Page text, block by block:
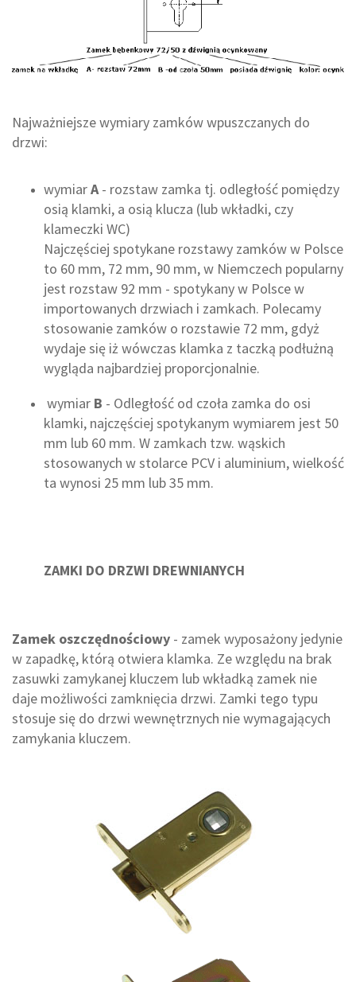
Najważniejsze wymiary zamków wpuszczanych do
drzwi:
wymiarA- rozstaw zamka tj. odległość pomiędzy
osią klamki, a osią klucza (lub wkładki, czy
klameczki WC)
Najczęściej spotykane rozstawy zamków w Polsce
to 60 mm, 72 mm, 90 mm, w Niemczech popularny
jest rozstaw 92 mm - spotykany w Polsce w
importowanych drzwiach i zamkach. Polecamy
stosowanie zamków o rozstawie 72 mm, gdyż
wydaje się iż wówczas klamka z taczką podłużną
wygląda najbardziej proporcjonalnie.
wymiar B - Odległość od czoła zamka do osi
klamki, najczęściej spotykanym wymiarem jest 50
mm lub 60 mm. W zamkach tzw. wąskich
stosowanych w stolarce PCV i aluminium, wielkość
ta wynosi 25 mm lub 35 mm.
ZAMKI DO DRZWI DREWNIANYCH
Zamek oszczędnościowy - zamek wyposażony jedynie
w zapadkę, którą otwiera klamka. Ze względu na brak
zasuwki zamykanej kluczem lub wkładką zamek nie
daje możliwości zamknięcia drzwi. Zamki tego typu
stosuje się do drzwi wewnętrznych nie wymagających
zamykania kluczem.